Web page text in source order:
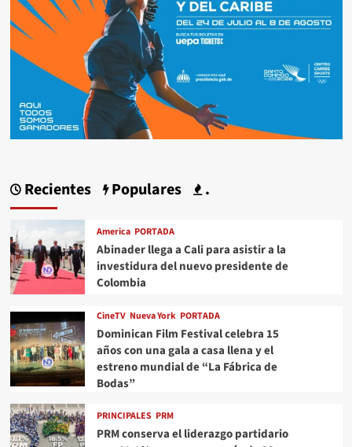
Recientes Populares .
America PORTADA
Abinader llega a Cali para asistir a la
investidura del nuevo presidente de
Colombia
CineTV Nueva York PORTADA
Dominican Film Festival celebra 15
años con una gala a casa llena y el
estreno mundial de “La Fábrica de
Bodas”
PRINCIPALES PRM
PRM conserva el liderazgo partidario